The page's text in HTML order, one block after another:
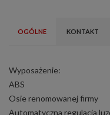
OGÓLNE KONTAKT
Wyposażenie:
ABS
Osie renomowanej firmy
Automatyczna regulacja